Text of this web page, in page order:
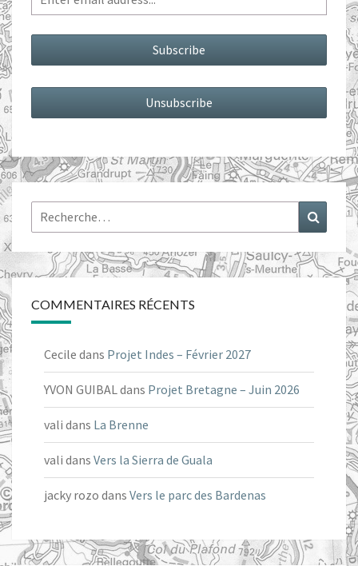
Rechercher :
COMMENTAIRES RÉCENTS
Cecile dans Projet Indes – Février 2027
YVON GUIBALdans Projet Bretagne – Juin 2026
vali dans La Brenne
vali dans Vers la Sierra de Guala
jacky rozo dans Vers le parc des Bardenas